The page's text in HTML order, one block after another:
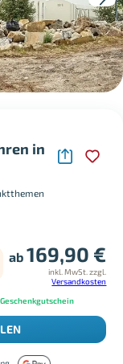
in
ab169,90 €
inkl. MwSt. zzgl.
Versandkosten